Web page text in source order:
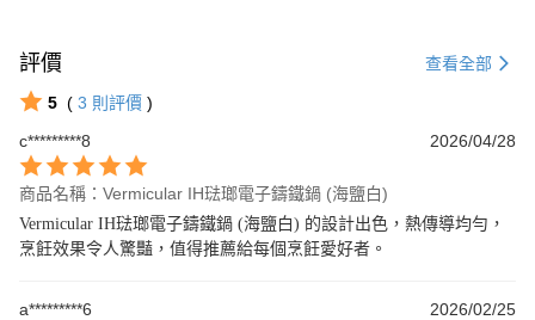
評價 查看全部
5 ( 3 則評價 )
c*********8
2026/04/28
商品名稱：Vermicular IH琺瑯電子鑄鐵鍋 (海鹽白)
Vermicular IH琺瑯電子鑄鐵鍋 (海鹽白) 的設計出色，熱傳導均勻，
烹飪效果令人驚豔，值得推薦給每個烹飪愛好者。
a*********6 2026/02/25